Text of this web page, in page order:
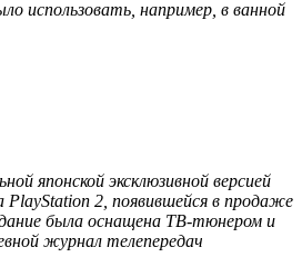
использовать, например, в ванной
японской эксклюзивной версией
PlayStation 2, появившейся в продаже
была оснащена ТВ-тюнером и
журнал телепередач